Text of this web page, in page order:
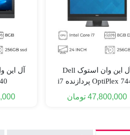
آل این وان استوک Dell
OptiPlex 7440 پردازنده i7
نسل 6
47,800,000 تومان